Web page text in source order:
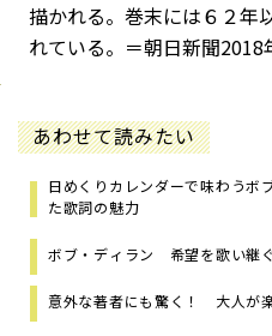
描かれる。巻末には６２年
れている。＝朝日新聞2018
あわせて読みたい
日めくりカレンダーで味わう
た歌詞の魅力
ボブ・ディラン 希望を歌い継
意外な著者にも驚く！ 大人が